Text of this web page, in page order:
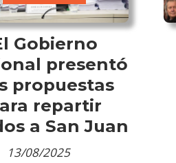
Gobierno
presentó
propuestas
repartir
a San Juan
13/08/2025